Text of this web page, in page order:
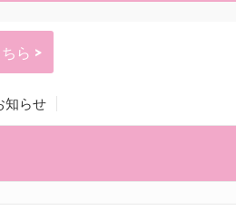
ら >
知らせ